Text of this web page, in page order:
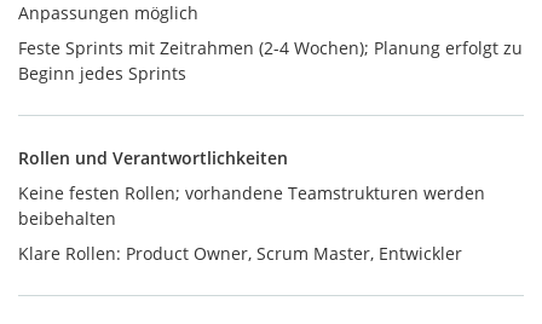
Anpassungen möglich
Feste Sprints mit Zeitrahmen (2-4 Wochen); Planung erfolgt zu
Beginn jedes Sprints
Rollen und Verantwortlichkeiten
Keine festen Rollen; vorhandene Teamstrukturen werden
beibehalten
Klare Rollen: Product Owner, Scrum Master, Entwickler